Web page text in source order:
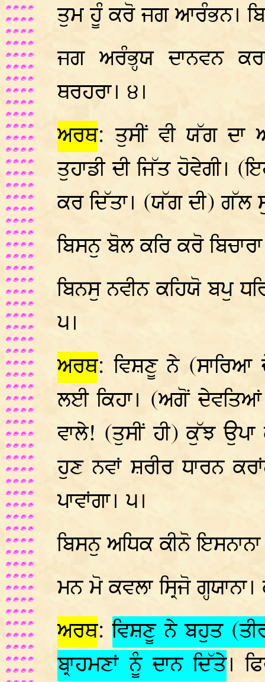
ਤੁਮ ਹੂੰ ਕਰੋ ਜਗ ਆਰੰਭਨ।
ਜਗ ਅਰੰਭ੍ਹਯ ਦਾਨਵਨ
ਥਰਹਰਾ। ੪।
ਅਰਥ: ਤੁਸੀਂ ਵੀ ਯੱਗ ਦਾ
ਤੁਹਾਡੀ ਦੀ ਜਿੱਤ
ਕਰ ਦਿੱਤਾ। (ਯੱਗ ਦੀ)
ਬਿਸਨੁ ਬੋਲ ਕਰਿ ਕਰੋ
ਬਿਨਸੁ ਨਵੀਨ ਕਹਿਯੋ ਬਪੁ
੫।
ਅਰਥ: ਵਿਸ਼ਣੂ ਨੇ (ਸਾਰਿਆ
ਲਈ ਕਿਹਾ। (ਅਗੋਂ
ਵਾਲੇ! (ਤੁਸੀਂ ਹੀ) ਕੁੱਝ
ਹੁਣ ਨਵਾਂ ਸ਼ਰੀਰ ਧਾਰਨ
ਪਾਵਾਂਗਾ। ੫।
ਬਿਸਨੁ ਅਧਿਕ ਕੀਨੋ
ਮਨ ਮੋ ਕਵਲਾ ਸ੍ਰਿਜੋ
ਅਰਥ:ਵਿਸ਼ਣੂ ਨੇ ਬਹੁਤ
ਬ੍ਰਾਹਮਣਾਂ ਨੂੰ ਦਾਨ ਦਿੱਤੇ।